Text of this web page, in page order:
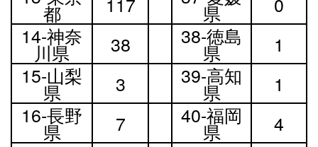
都 県
14-神奈
川県 38 38-徳島
県
1
15-山梨
県 3 39-高知
県
1
16-長野
県 7 40-福岡
県
4